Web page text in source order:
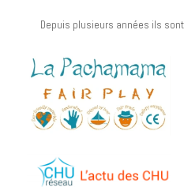
Depuis plusieurs années ils